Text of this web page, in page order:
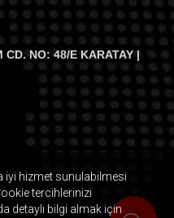
CD. NO: 48/E KARATAY |
iyi hizmet sunulabilmesi
tercihlerinizi
detaylı bilgi almak için